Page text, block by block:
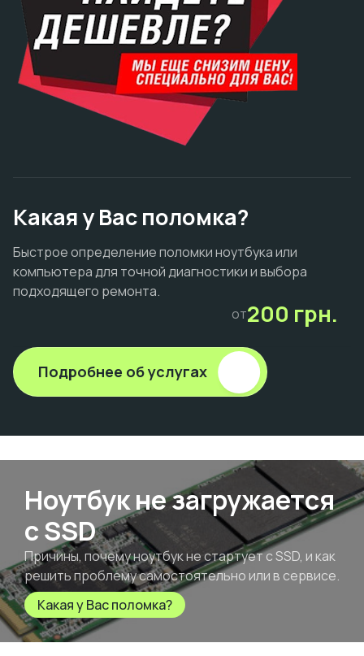
Какая у Вас поломка?
Быстрое определение поломки ноутбука или
компьютера для точной диагностики и выбора
подходящего ремонта.
от200 грн.
Подробнее об услугах
Ноутбук не загружается
с SSD
Причины, почему ноутбук не стартует с SSD, и как
решить проблему самостоятельно или в сервисе.
Какая у Вас поломка?